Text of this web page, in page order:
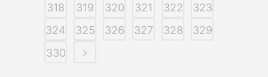
318
319 320 321 322
323
324
325 326 327 328
329
330